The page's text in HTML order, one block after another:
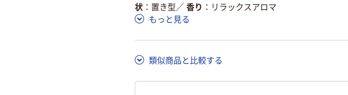
この商品の環境配慮ポイントです。詳しくはページ下部の
ア詳細／加点項目
状
置き型 ／ 香り
リラックスアロマ
もっと見る
類似商品と比較する